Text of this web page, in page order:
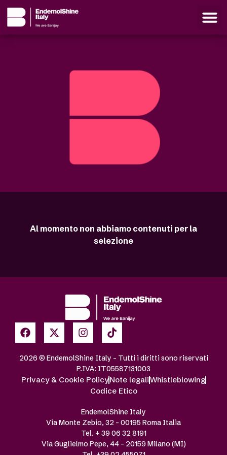
Al momento non abbiamo contenuti per la
selezione
2026 © EndemolShine Italy – Tutti i diritti sono riservati
P.IVA: IT05587131003
Privacy & Cookie PolicyNote legaliWhistleblowing
Codice Etico
EndemolShine Italy
Via Monte Zebio, 32 – 00195 Roma Italia
Tel. + 39 06 32 8191
Via Guglielmo Pepe, 44 – 20159 Milano (MI)